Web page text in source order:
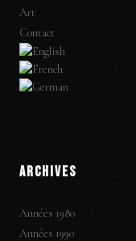
Art
Contact
ARCHIVES
Années 1980
Années 1990